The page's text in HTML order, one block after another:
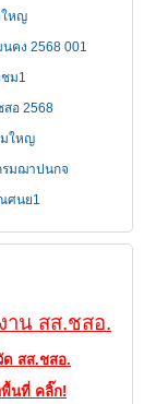
าน สส.ชสอ.
ด สส.ชสอ.
พื้นที่ คลิ๊ก!